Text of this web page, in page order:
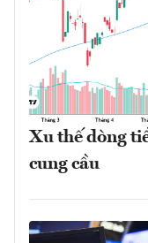
Xu thế dòng
cung cầu